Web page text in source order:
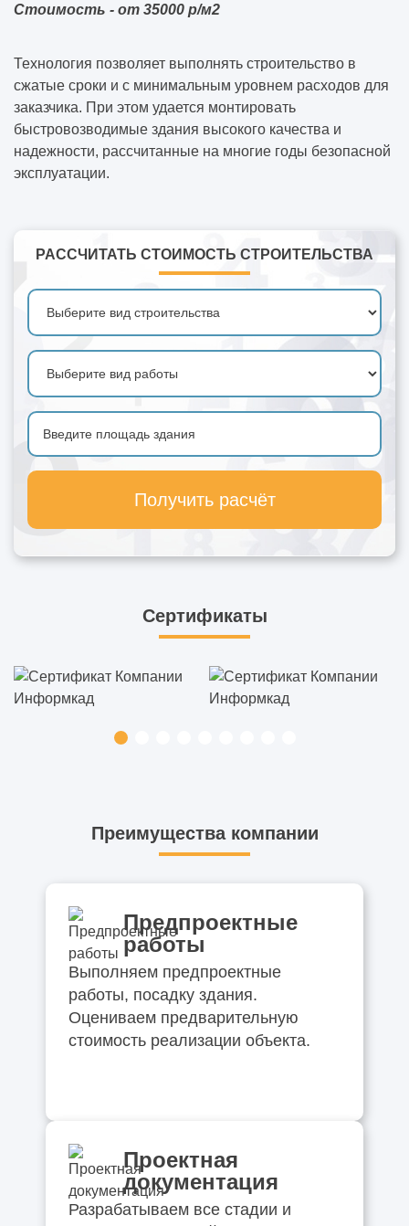
Стоимость - от 35000 р/м2
Технология позволяет выполнять строительство в
сжатые сроки и с минимальным уровнем расходов для
заказчика. При этом удается монтировать
быстровозводимые здания высокого качества и
надежности, рассчитанные на многие годы безопасной
эксплуатации.
РАССЧИТАТЬ СТОИМОСТЬ СТРОИТЕЛЬСТВА
Получить расчёт
Сертификаты
Преимущества компании
Предпроектные
работы
Выполняем предпроектные
работы, посадку здания.
Оцениваем предварительную
стоимость реализации объекта.
Проектная
документация
Разрабатываем все стадии и